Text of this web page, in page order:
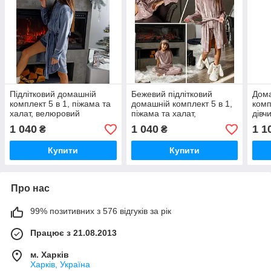
Підлітковий домашній
комплект 5 в 1, піжама та
халат, велюровий
комплект
1 040 ₴
Купити
Бежевий підлітковий
домашній комплект 5 в 1,
піжама та халат,
велюровий комплект
1 040₴
Купити
р.
1
Про нас
99% позитивних з 576 відгуків за рік
Працює з 21.08.2013
м. Харків
Харків, Україна